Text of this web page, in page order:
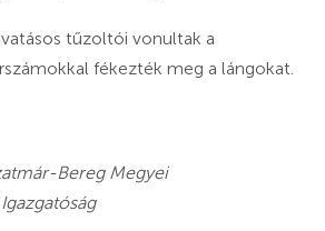
tűzoltói vonultak a
fékezték meg a lángokat.
Bereg Megyei